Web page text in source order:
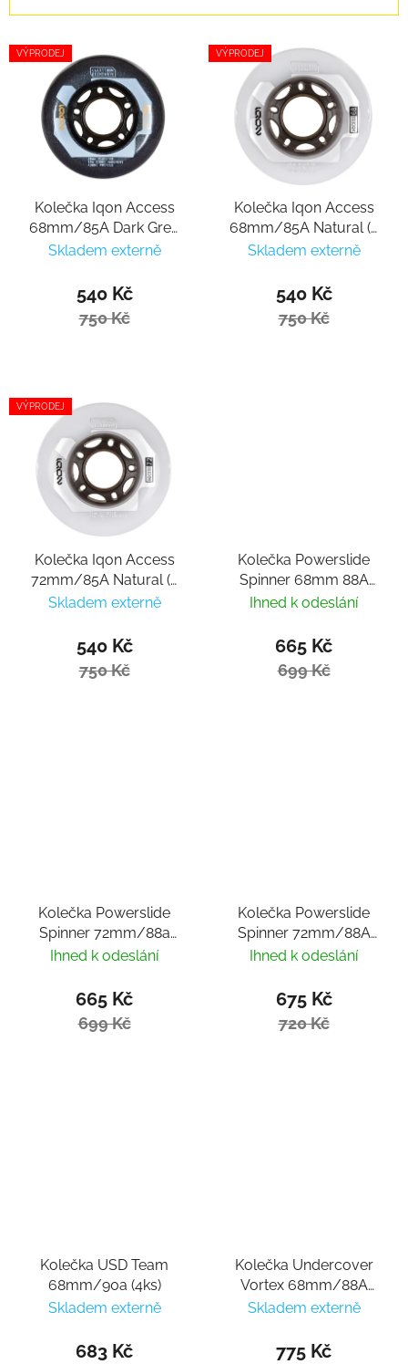
Výpis produktů
VÝPRODEJ
Kolečka Iqon Access
68mm/85A Dark Grey
(4 ks)
Skladem externě
540 Kč
750 Kč
VÝPRODEJ
Kolečka Iqon Access
68mm/85A Natural (4
ks)
Skladem externě
540 Kč
750 Kč
VÝPRODEJ
Kolečka Iqon Access
72mm/85A Natural (4
ks)
Skladem externě
540 Kč
750 Kč
Kolečka Powerslide
Spinner 68mm 88A
(4ks)
Ihned k odeslání
665 Kč
699 Kč
Kolečka Powerslide
Spinner 72mm/88a
(4ks)
Ihned k odeslání
665 Kč
699 Kč
Kolečka Powerslide
Spinner 72mm/88A
White (4ks)
Ihned k odeslání
675 Kč
720 Kč
Kolečka USD Team
68mm/90a (4ks)
Skladem externě
683 Kč
Kolečka Undercover
Vortex 68mm/88A
(4ks)
Skladem externě
775 Kč